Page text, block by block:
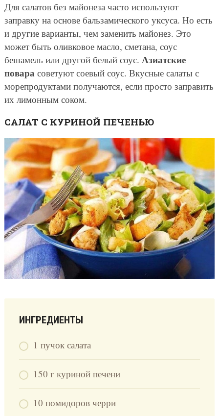
Для салатов без майонеза часто используют
заправку на основе бальзамического уксуса. Но есть
и другие варианты, чем заменить майонез. Это
может быть оливковое масло, сметана, соус
бешамель или другой белый соус. Азиатские
поварасоветуют соевый соус. Вкусные салаты с
морепродуктами получаются, если просто заправить
их лимонным соком.
САЛАТ С КУРИНОЙ ПЕЧЕНЬЮ
ИНГРЕДИЕНТЫ
1 пучок салата
150 г куриной печени
10 помидоров черри